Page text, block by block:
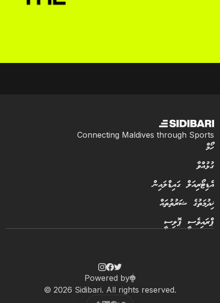
Connecting Maldives through Sports
ހޯމް
ގުޅުއްވާ
އެޑިޓޯރިއަލް ގައިޑްލައިން
ޚިދުމަތުގެ ޝަރުތުތައް
ޕްރައިވެސީ ޕޮލިސީ
© 2026 Sidibari. All rights reserved.
Powered by